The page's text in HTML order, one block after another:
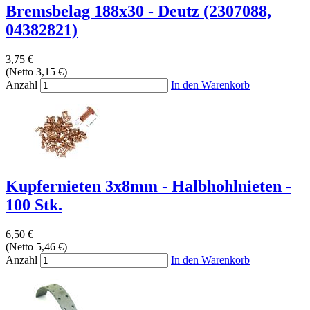
Bremsbelag 188x30 - Deutz (2307088,
04382821)
3,75 €
(Netto 3,15 €)
Anzahl
In den Warenkorb
Kupfernieten 3x8mm - Halbhohlnieten -
100 Stk.
6,50 €
(Netto 5,46 €)
Anzahl
In den Warenkorb